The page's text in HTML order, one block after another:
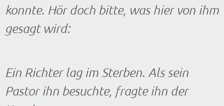
konnte. Hör doch bitte, was hier von ihm
gesagt wird:
Ein Richter lag im Sterben. Als sein
Pastor ihn besuchte, fragte ihn der